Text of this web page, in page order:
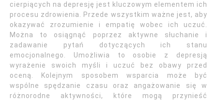
cierpiących na depresję jest kluczowym elementem ich
procesu zdrowienia. Przede wszystkim ważne jest, aby
okazywać zrozumienie i empatię wobec ich uczuć.
Można to osiągnąć poprzez aktywne słuchanie i
zadawanie pytań dotyczących ich stanu
emocjonalnego. Umożliwia to osobie z depresją
wyrażenie swoich myśli i uczuć bez obawy przed
oceną. Kolejnym sposobem wsparcia może być
wspólne spędzanie czasu oraz angażowanie się w
różnorodne aktywności, które mogą przynieść